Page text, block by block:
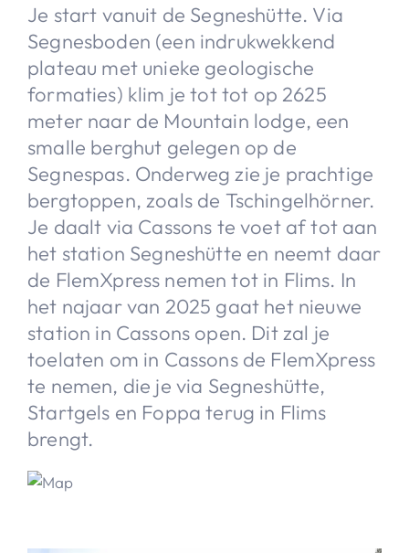
Je start vanuit de Segneshütte. Via
Segnesboden (een indrukwekkend
plateau met unieke geologische
formaties) klim je tot tot op 2625
meter naar de Mountain lodge, een
smalle berghut gelegen op de
Segnespas. Onderweg zie je prachtige
bergtoppen, zoals de Tschingelhörner.
Je daalt via Cassons te voet af tot aan
het station Segneshütte en neemt daar
de FlemXpress nemen tot in Flims. In
het najaar van 2025 gaat het nieuwe
station in Cassons open. Dit zal je
toelaten om in Cassons de FlemXpress
te nemen, die je via Segneshütte,
Startgels en Foppa terug in Flims
brengt.